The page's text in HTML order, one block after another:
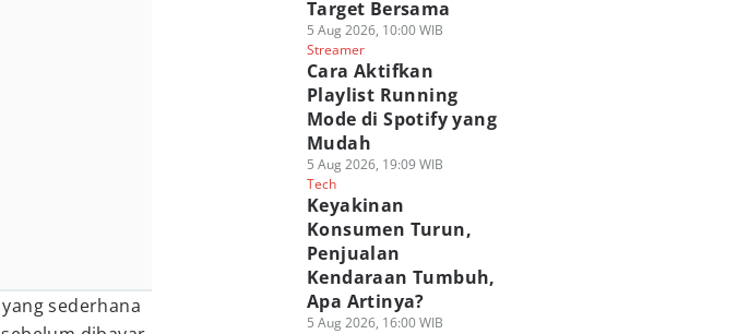
yang sederhana
Target Bersama
5 Aug 2026, 10:00 WIB
Streamer
Cara Aktifkan
Playlist Running
Mode di Spotify yang
Mudah
5 Aug 2026, 19:09 WIB
Tech
Keyakinan
Konsumen Turun,
Penjualan
Kendaraan Tumbuh,
Apa Artinya?
5 Aug 2026, 16:00 WIB